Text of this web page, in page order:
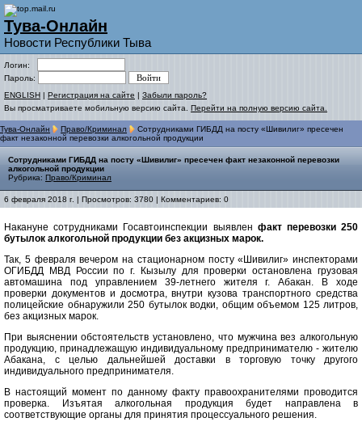
Тува-Онлайн
Новости Республики Тыва
Логин:
Пароль:
ENGLISH | Регистрация на сайте | Забыли пароль?
Вы просматриваете мобильную версию сайта. Перейти на полную версию сайта.
Тува-Онлайн Право/Криминал
Сотрудниками ГИБДД на посту «Шивилиг» пресечен
факт незаконной перевозки алкогольной продукции
Сотрудниками ГИБДД на посту «Шивилиг» пресечен факт незаконной перевозки
алкогольной продукции
Рубрика: Право/Криминал
6 февраля 2018 г. | Просмотров: 3780 | Комментариев: 0
Накануне сотрудниками Госавтоинспекции выявлен факт перевозки 250
бутылок алкогольной продукции без акцизных марок.
Так, 5 февраля вечером на стационарном посту «Шивилиг» инспекторами
ОГИБДД МВД России по г. Кызылу для проверки остановлена грузовая
автомашина под управлением 39-летнего жителя г. Абакан. В ходе
проверки документов и досмотра, внутри кузова транспортного средства
полицейские обнаружили 250 бутылок водки, общим объемом 125 литров,
без акцизных марок.
При выяснении обстоятельств установлено, что мужчина вез алкогольную
продукцию, принадлежащую индивидуальному предпринимателю - жителю
Абакана, с целью дальнейшей доставки в торговую точку другого
индивидуального предпринимателя.
В настоящий момент по данному факту правоохранителями проводится
проверка. Изъятая алкогольная продукция будет направлена в
соответствующие органы для принятия процессуального решения.